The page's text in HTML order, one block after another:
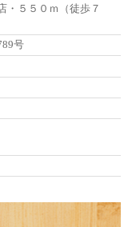
・５５０ｍ（徒歩７
号